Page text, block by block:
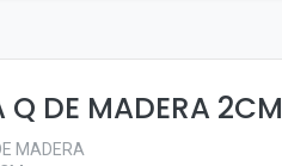
Q DE MADERA 2CM
MADERA